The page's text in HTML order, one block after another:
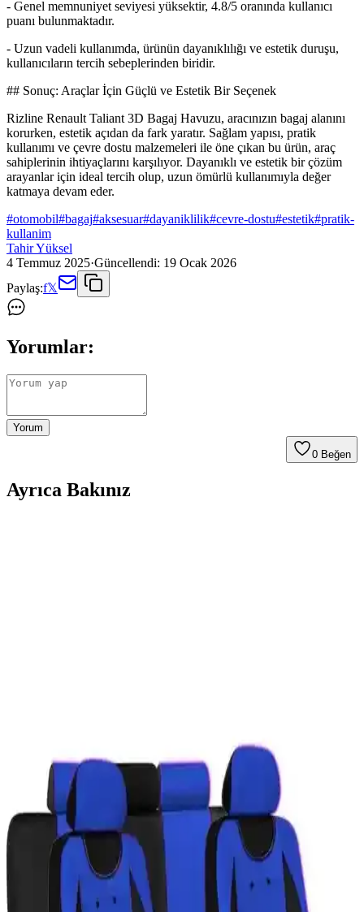
- Genel memnuniyet seviyesi yüksektir, 4.8/5 oranında kullanıcı
puanı bulunmaktadır.
- Uzun vadeli kullanımda, ürünün dayanıklılığı ve estetik duruşu,
kullanıcıların tercih sebeplerinden biridir.
## Sonuç: Araçlar İçin Güçlü ve Estetik Bir Seçenek
Rizline Renault Taliant 3D Bagaj Havuzu, aracınızın bagaj alanını
korurken, estetik açıdan da fark yaratır. Sağlam yapısı, pratik
kullanımı ve çevre dostu malzemeleri ile öne çıkan bu ürün, araç
sahiplerinin ihtiyaçlarını karşılıyor. Dayanıklı ve estetik bir çözüm
arayanlar için ideal tercih olup, uzun ömürlü kullanımıyla değer
katmaya devam eder.
#otomobil#bagaj#aksesuar#dayaniklilik#cevre-dostu#estetik#pratik-
kullanim
Tahir Yüksel
4 Temmuz 2025·Güncellendi: 19 Ocak 2026
Paylaş:f𝕏
Yorumlar:
Yorum
0 Beğen
Ayrıca Bakınız
Vekorr 2 Çift Hareket Sensörlü Sibop Işıklı LED
Tekerlek Lambası Güvenlik ve Estetik İçin
Vekorr'un hareket sensörlü LED tekerlek lambası, kolay montajı,
enerji tasarrufu ve şık tasarımıyla gece sürüşlerini güvenli ve estetik
kılar, çeşitli araçlara uyum sağlar.
2025'te Hankook Ventus Prime 4 ile Sürüşünüzü
Güvenle Değiştirin